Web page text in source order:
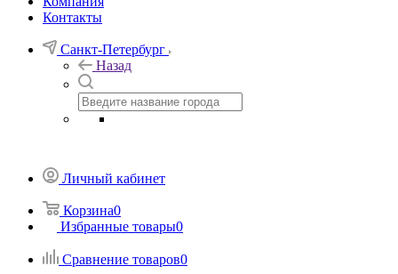
Контакты
Санкт-Петербург
Назад
Личный кабинет
Корзина0
Избранные товары0
Сравнение товаров0